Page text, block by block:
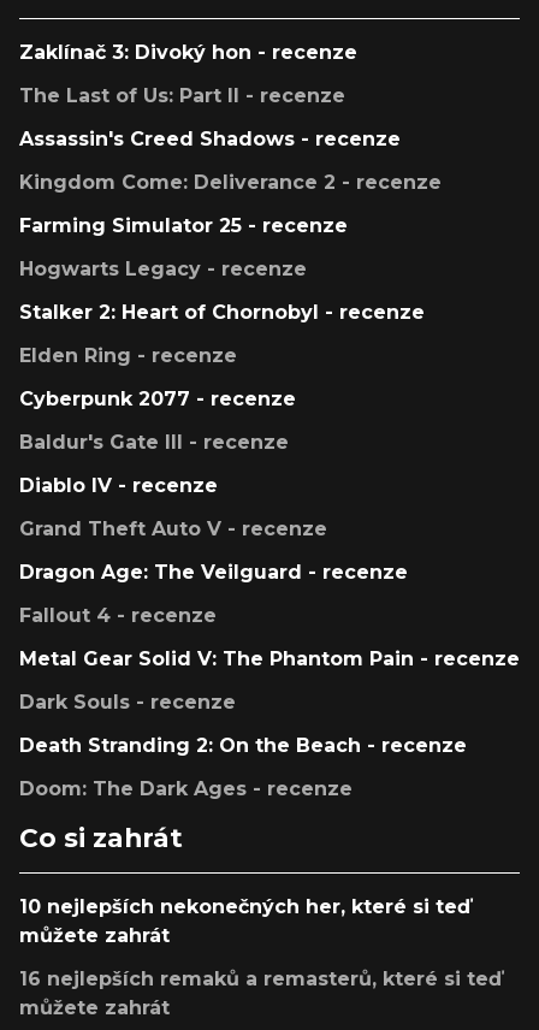
Zaklínač 3: Divoký hon - recenze
The Last of Us: Part II - recenze
Assassin's Creed Shadows - recenze
Kingdom Come: Deliverance 2 - recenze
Farming Simulator 25 - recenze
Hogwarts Legacy - recenze
Stalker 2: Heart of Chornobyl - recenze
Elden Ring - recenze
Cyberpunk 2077 - recenze
Baldur's Gate III - recenze
Diablo IV - recenze
Grand Theft Auto V - recenze
Dragon Age: The Veilguard - recenze
Fallout 4 - recenze
Metal Gear Solid V: The Phantom Pain - recenze
Dark Souls - recenze
Death Stranding 2: On the Beach - recenze
Doom: The Dark Ages - recenze
Co si zahrát
10 nejlepších nekonečných her, které si teď
můžete zahrát
16 nejlepších remaků a remasterů, které si teď
můžete zahrát